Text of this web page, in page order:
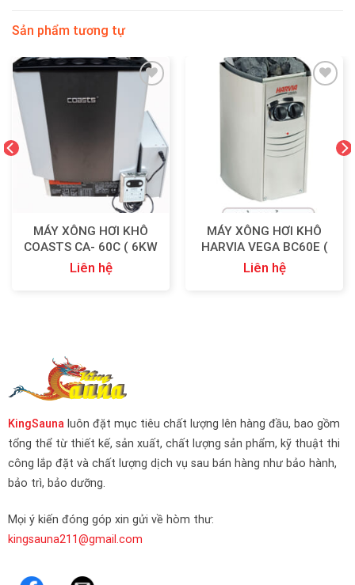
Sản phẩm tương tự
Add
to
wishlist
MÁY XÔNG HƠI KHÔ
COASTS CA- 60C ( 6KW
)
Liên hệ
wishlist
MÁY XÔNG HƠI KHÔ
HARVIA VEGA BC60E (
6KW )
Liên hệ
KingSaunaluôn đặt mục tiêu chất lượng lên hàng đầu, bao gồm
tổng thể từ thiết kế, sản xuất, chất lượng sản phẩm, kỹ thuật thi
công lắp đặt và chất lượng dịch vụ sau bán hàng như bảo hành,
bảo trì, bảo dưỡng.
Mọi ý kiến đóng góp xin gửi về hòm thư:
kingsauna211@gmail.com